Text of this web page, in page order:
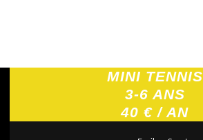
MINI TENNIS
3-6 ANS
40 € / AN